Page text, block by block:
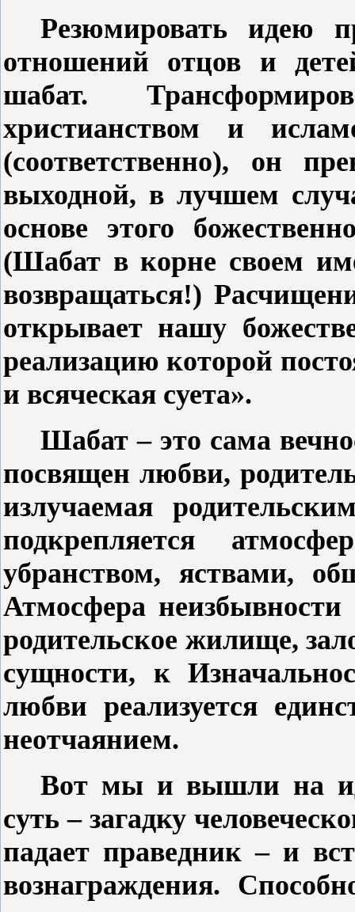
Резюмировать идею
отношений отцов и
шабат.
христианством и
(соответственно), он
выходной, в лучшем
основе этого
(Шабат в корне своем
возвращаться!)
открывает нашу
реализацию которой
и всяческая суета».
Шабат – это сама
посвящен любви,
излучаемая
подкрепляется
убранством, яствами,
Атмосфера
родительское жилище,
сущности, к
любви реализуется
неотчаянием.
Вот мы и вышли на
суть – загадку
падает праведник – и
вознаграждения.